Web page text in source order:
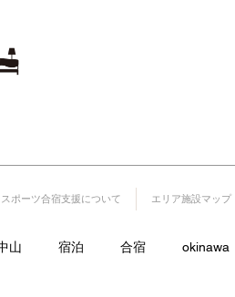
スポーツ合宿支援について エリア施設マップ
山 宿泊 合宿 okinawa